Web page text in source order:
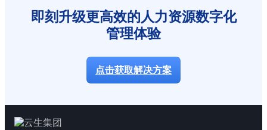
即刻升级更高效的人力资源数字化
管理体验
点击获取解决方案